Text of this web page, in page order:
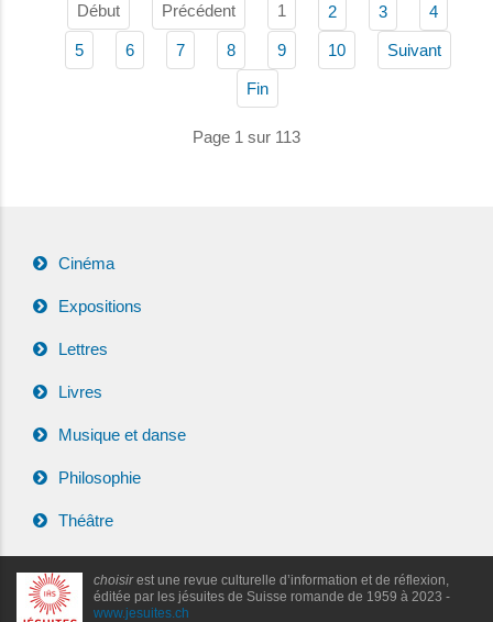
Début Précédent 1 2 3 4
5 6 7 8 9 10 Suivant
Fin
Page 1 sur 113
Cinéma
Expositions
Lettres
Livres
Musique et danse
Philosophie
Théâtre
choisirest une revue culturelle d’information et de réflexion,
éditée par les jésuites de Suisse romande de 1959 à 2023 -
www.jesuites.ch